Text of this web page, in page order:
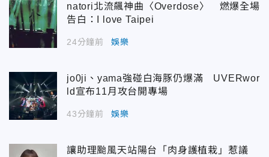
natori北流飆神曲〈Overdose〉 燃爆全場
告白：I love Taipei
24分鐘前 娛樂
jo0ji、yama強碰白海豚仍爆滿 UVERwor
ld宣布11月攻台開專場
43分鐘前 娛樂
讓助理颱風天站陽台「肉身護植栽」惹議